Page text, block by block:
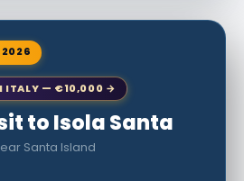
ITALY — €10,000 →
to Isola Santa
Santa Island